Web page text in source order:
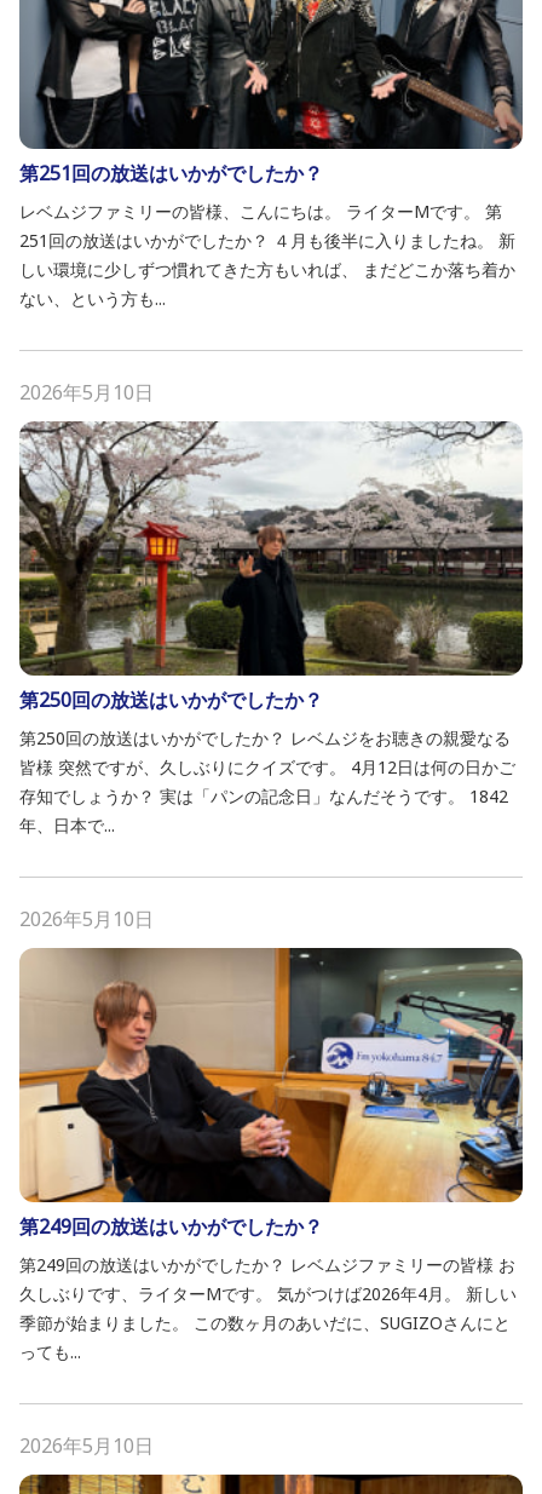
第251回の放送はいかがでしたか？
レベムジファミリーの皆様、こんにちは。 ライターMです。 第
251回の放送はいかがでしたか？ ４月も後半に入りましたね。 新
しい環境に少しずつ慣れてきた方もいれば、 まだどこか落ち着か
ない、という方も...
2026年5月10日
第250回の放送はいかがでしたか？
第250回の放送はいかがでしたか？ レベムジをお聴きの親愛なる
皆様 突然ですが、久しぶりにクイズです。 4月12日は何の日かご
存知でしょうか？ 実は「パンの記念日」なんだそうです。 1842
年、日本で...
2026年5月10日
第249回の放送はいかがでしたか？
第249回の放送はいかがでしたか？ レベムジファミリーの皆様 お
久しぶりです、ライターMです。 気がつけば2026年4月。 新しい
季節が始まりました。 この数ヶ月のあいだに、SUGIZOさんにと
っても...
2026年5月10日